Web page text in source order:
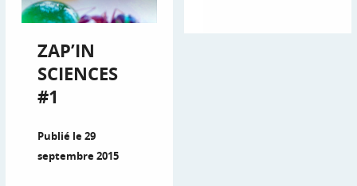
ZAP’IN
SCIENCES
#1
Publié le 29
septembre 2015